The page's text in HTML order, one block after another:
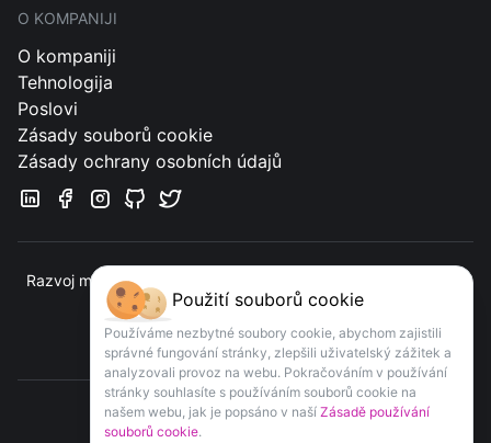
O KOMPANIJI
O kompaniji
Tehnologija
Poslovi
Zásady souborů cookie
Zásady ochrany osobních údajů
Razvoj mobilnih aplikacija i veb usluga orijentisanih na klijente
Kontakt
Použití souborů cookie
Používáme nezbytné soubory cookie, abychom zajistili
správné fungování stránky, zlepšili uživatelský zážitek a
analyzovali provoz na webu. Pokračováním v používání
stránky souhlasíte s používáním souborů cookie na
našem webu, jak je popsáno v naší Zásadě používání
souborů cookie.